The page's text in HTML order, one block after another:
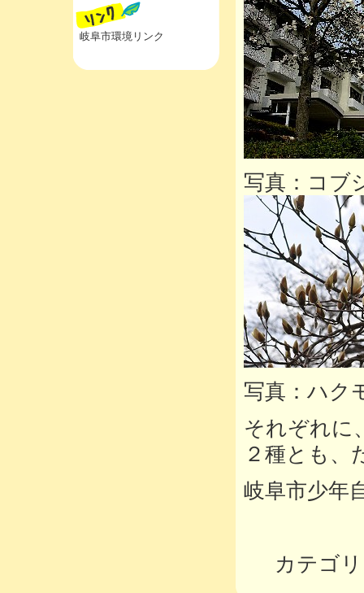
岐阜市環境リンク
写真：コブ
写真：ハク
それぞれに
２種とも、
岐阜市少年
カテゴ